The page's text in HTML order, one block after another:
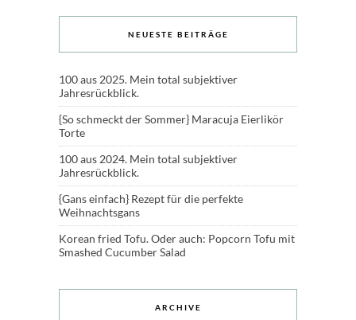
NEUESTE BEITRÄGE
100 aus 2025. Mein total subjektiver
Jahresrückblick.
{So schmeckt der Sommer} Maracuja Eierlikör
Torte
100 aus 2024. Mein total subjektiver
Jahresrückblick.
{Gans einfach} Rezept für die perfekte
Weihnachtsgans
Korean fried Tofu. Oder auch: Popcorn Tofu mit
Smashed Cucumber Salad
ARCHIVE